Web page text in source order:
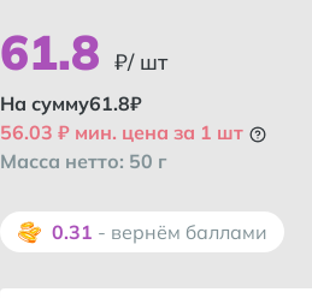
61.8 ₽/ шт
На сумму61.8₽
56.03 ₽ мин. цена за 1 шт
Масса нетто: 50 г
0.31 - вернём баллами